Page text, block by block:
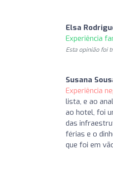
Elsa
Experiência
Esta opinião foi
Susana
Experiência
lista, e ao
ao hotel, foi
das
férias e o
que foi em